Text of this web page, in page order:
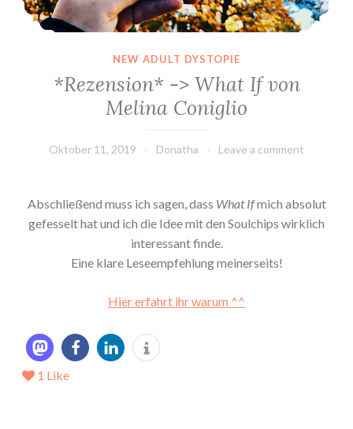
NEW ADULT DYSTOPIE
*Rezension* -> What If von
Melina Coniglio
Oktober 11, 2019 Donatha Leave a comment
Abschließend muss ich sagen, dass What Ifmich absolut
gefesselt hat und ich die Idee mit den Soulchips wirklich
interessant finde.
Eine klare Leseempfehlung meinerseits!
Hier erfahrt ihr warum ^^
1 Like